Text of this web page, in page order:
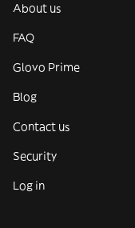
About us
FAQ
Glovo Prime
Blog
Contact us
Security
Log in